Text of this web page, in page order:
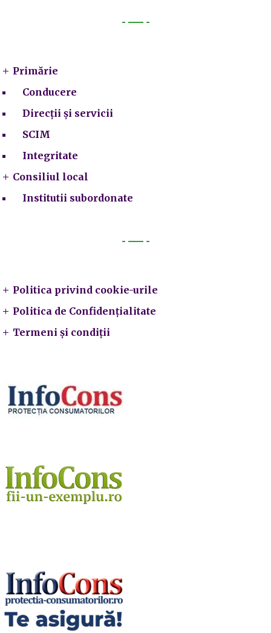
Primărie
Conducere
Direcții și servicii
SCIM
Integritate
Consiliul local
Institutii subordonate
Politica privind cookie-urile
Politica de Confidențialitate
Termeni și condiții